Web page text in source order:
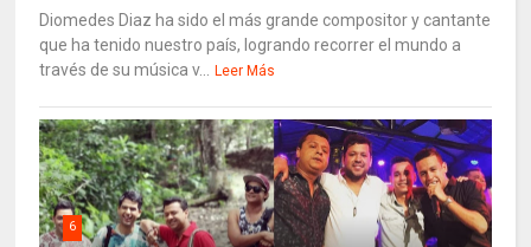
Diomedes Diaz ha sido el más grande compositor y cantante
que ha tenido nuestro país, logrando recorrer el mundo a
través de su música v...
Leer Más
6